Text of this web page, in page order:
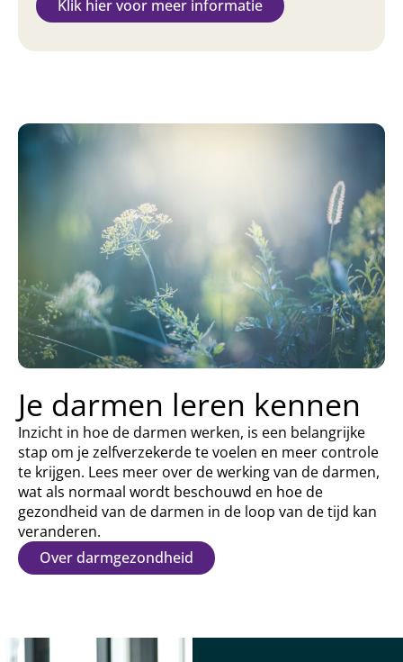
Klik hier voor meer informatie
Je darmen leren kennen
Inzicht in hoe de darmen werken, is een belangrijke
stap om je zelfverzekerde te voelen en meer controle
te krijgen. Lees meer over de werking van de darmen,
wat als normaal wordt beschouwd en hoe de
gezondheid van de darmen in de loop van de tijd kan
veranderen.
Over darmgezondheid